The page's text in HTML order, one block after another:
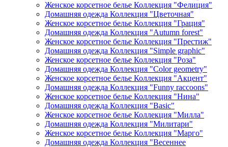
Женское корсетное белье Коллекция "Фелиция"
Домашняя одежда Коллекция "Цветочная"
Женское корсетное белье Коллекция "Грация"
Домашняя одежда Коллекция "Autumn forest"
Женское корсетное белье Коллекция "Престиж"
Домашняя одежда Коллекция "Simple graphic"
Женское корсетное белье Коллекция "Роза"
Домашняя одежда Коллекция "Color geometry"
Женское корсетное белье Коллекция "Акцент"
Домашняя одежда Коллекция "Funny raccoons"
Женское корсетное белье Коллекция "Нина"
Домашняя одежда Коллекция "Basic"
Женское корсетное белье Коллекция "Милла"
Домашняя одежда Коллекция "Милитари"
Женское корсетное белье Коллекция "Марго"
Домашняя одежда Коллекция "Весеннее